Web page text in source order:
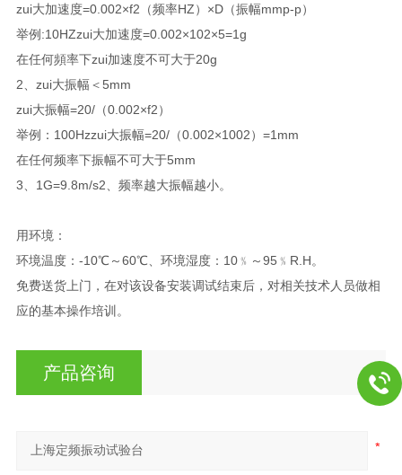
zui大加速度=0.002×f2（频率HZ）×D（振幅mmp-p）
举例:10HZzui大加速度=0.002×102×5=1g
在任何頻率下zui加速度不可大于20g
2、zui大振幅＜5mm
zui大振幅=20/（0.002×f2）
举例：100Hzzui大振幅=20/（0.002×1002）=1mm
在任何频率下振幅不可大于5mm
3、1G=9.8m/s2、频率越大振幅越小。
用环境：
环境温度：-10℃～60℃、环境湿度：10﹪～95﹪R.H。
免费送货上门，在对该设备安装调试结束后，对相关技术人员做相
应的基本操作培训。
产品咨询